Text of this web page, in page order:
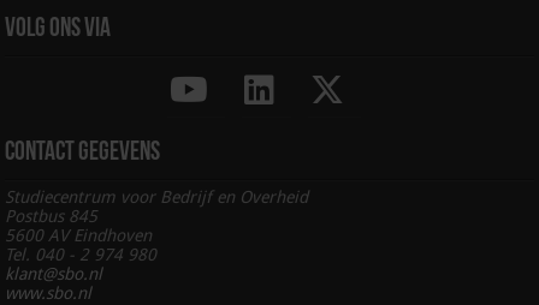
Volg ons via
Contact gegevens
Studiecentrum voor Bedrijf en Overheid
Postbus 845
5600 AV Eindhoven
Tel. 040 - 2 974 980
klant@sbo.nl
www.sbo.nl